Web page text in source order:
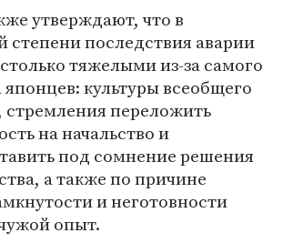
утверждают, что в
степени последствия аварии
тяжелыми из-за самого
культуры всеобщего
переложить
на начальство и
под сомнение решения
а также по причине
и неготовности
опыт.